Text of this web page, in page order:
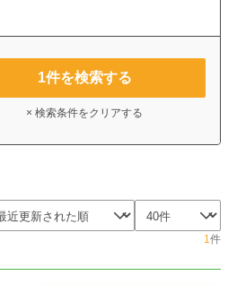
1件を検索する
× 検索条件をクリアする
1件